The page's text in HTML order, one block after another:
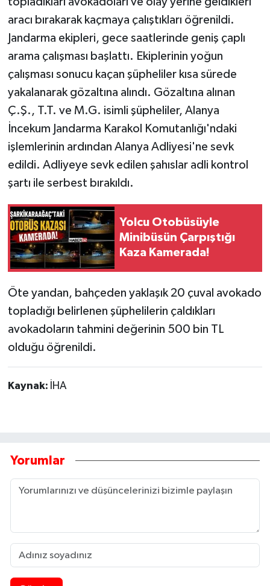
aracı bırakarak kaçmaya çalıştıkları öğrenildi.
Jandarma ekipleri, gece saatlerinde geniş çaplı
arama çalışması başlattı. Ekiplerinin yoğun
çalışması sonucu kaçan şüpheliler kısa sürede
yakalanarak gözaltına alındı. Gözaltına alınan
Ç.Ş., T.T. ve M.G. isimli şüpheliler, Alanya
İncekum Jandarma Karakol Komutanlığı'ndaki
işlemlerinin ardından Alanya Adliyesi'ne sevk
edildi. Adliyeye sevk edilen şahıslar adli kontrol
şartı ile serbest bırakıldı.
Yolcu Otobüsüyle
Minibüsün Çarpıştığı
Kaza Kamerada!
Öte yandan, bahçeden yaklaşık 20 çuval avokado
topladığı belirlenen şüphelilerin çaldıkları
avokadoların tahmini değerinin 500 bin TL
olduğu öğrenildi.
Kaynak: İHA
Yorumlar